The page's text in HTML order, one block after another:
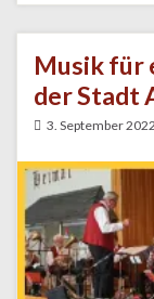
Musik für
der Stadt
3. September 2022